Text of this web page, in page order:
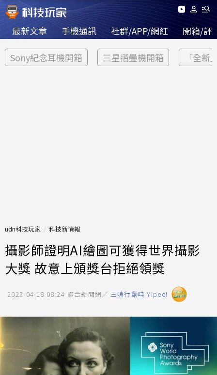
最新文章 手機通訊 社群/APP/網紅 開箱/評
Sony紀念耳機開箱 三星摺疊機開箱 「全新
udn科技玩家 科技新情報
攝影師證明AI繪圖可獲得世界攝影
大獎 故意上頒獎台拒絕領獎
2023-04-18 08:24 聯合新聞網／ 三嘻行動哇 Yipee!